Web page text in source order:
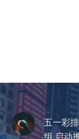
五一彩
组 启动